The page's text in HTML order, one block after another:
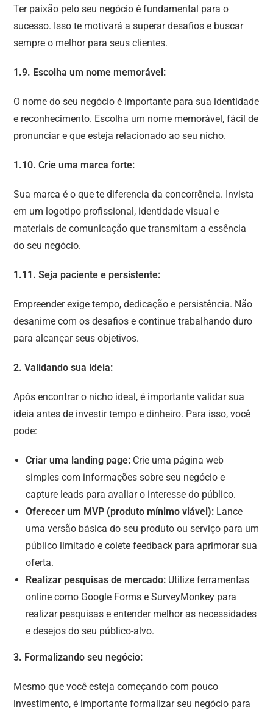
Ter paixão pelo seu negócio é fundamental para o
sucesso. Isso te motivará a superar desafios e buscar
sempre o melhor para seus clientes.
1.9. Escolha um nome memorável:
O nome do seu negócio é importante para sua identidade
e reconhecimento. Escolha um nome memorável, fácil de
pronunciar e que esteja relacionado ao seu nicho.
1.10. Crie uma marca forte:
Sua marca é o que te diferencia da concorrência. Invista
em um logotipo profissional, identidade visual e
materiais de comunicação que transmitam a essência
do seu negócio.
1.11. Seja paciente e persistente:
Empreender exige tempo, dedicação e persistência. Não
desanime com os desafios e continue trabalhando duro
para alcançar seus objetivos.
2. Validando sua ideia:
Após encontrar o nicho ideal, é importante validar sua
ideia antes de investir tempo e dinheiro. Para isso, você
pode:
Criar uma landing page: Crie uma página web
simples com informações sobre seu negócio e
capture leads para avaliar o interesse do público.
Oferecer um MVP (produto mínimo viável): Lance
uma versão básica do seu produto ou serviço para um
público limitado e colete feedback para aprimorar sua
oferta.
Realizar pesquisas de mercado: Utilize ferramentas
online como Google Forms e SurveyMonkey para
realizar pesquisas e entender melhor as necessidades
e desejos do seu público-alvo.
3. Formalizando seu negócio:
Mesmo que você esteja começando com pouco
investimento, é importante formalizar seu negócio para